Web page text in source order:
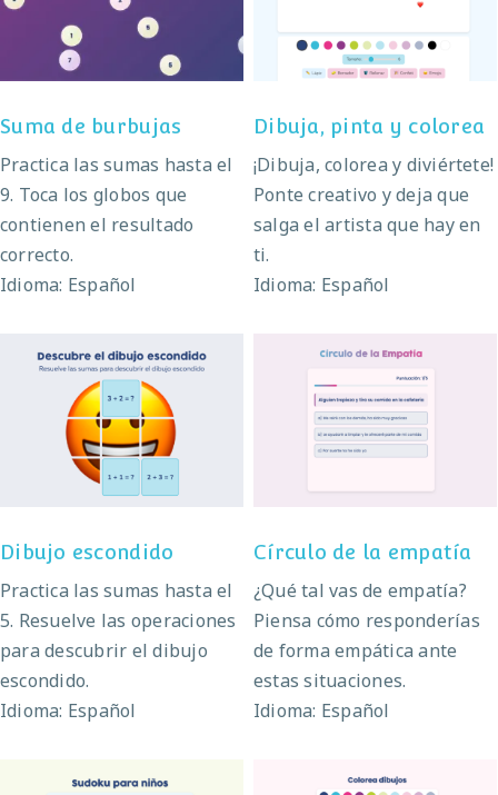
Suma de burbujas
Practica las sumas hasta el
9. Toca los globos que
contienen el resultado
correcto.
Idioma: Español
Dibuja, pinta y colorea
¡Dibuja, colorea y diviértete!
Ponte creativo y deja que
salga el artista que hay en
ti.
Idioma: Español
Dibujo escondido
Dibujo escondido
Practica las sumas hasta el
5. Resuelve las operaciones
para descubrir el dibujo
escondido.
Idioma: Español
Círculo de la empatía
Círculo de la empatía
¿Qué tal vas de empatía?
Piensa cómo responderías
de forma empática ante
estas situaciones.
Idioma: Español